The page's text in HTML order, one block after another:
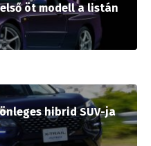
öt modell a listán
hibrid SUV-ja